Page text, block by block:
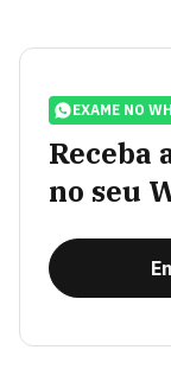
EXAME NO
Receba
no seu